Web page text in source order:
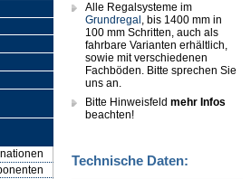
Alle Regalsysteme im
Grundregal , bis 1400 mm in
100 mm Schritten, auch als
fahrbare Varianten erhältlich,
sowie mit verschiedenen
Fachböden. Bitte sprechen Sie
uns an.
Bitte Hinweisfeld mehr Infos
beachten!
Technische Daten: